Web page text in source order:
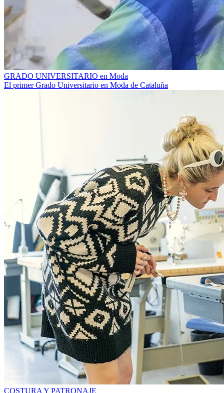
GRADO UNIVERSITARIO en Moda
El primer Grado Universitario en Moda de Cataluña
COSTURA Y PATRONAJE